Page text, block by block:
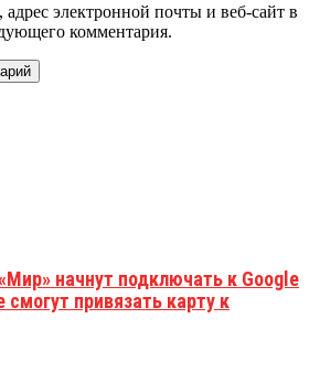
электронной почты и веб-сайт в
комментария.
начнут подключать к Google
смогут привязать карту к